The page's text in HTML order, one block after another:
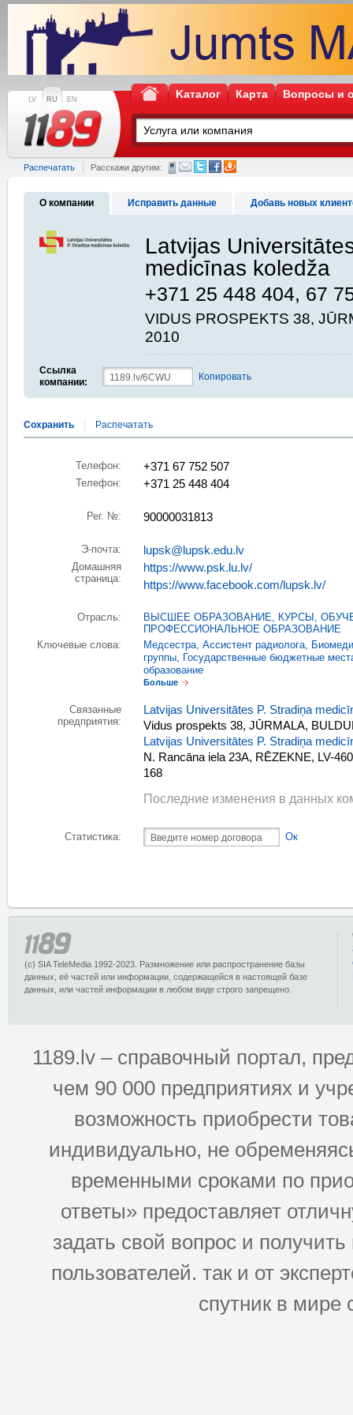
LV RU EN Kаталог Карта Вопросы и
Распечатать Расскажи другим:
О компании Исправить данные Добавь новых
Latvijas
medicīnas koledža
+371 25 448 404, 67
VIDUS PROSPEKTS 38,
2010
Ссылка
компании:
Копировать
Сохранить Распечатать
Телефон: +371 67 752 507
Телефон: +371 25 448 404
Рег. №: 90000031813
Э-почта: lupsk@lupsk.edu.lv
Домашняя
страница:
https://www.psk.lu.lv/
https://www.facebook.com/lupsk.lv/
Отрасль: ВЫСШЕЕ ОБРАЗОВАНИЕ, КУРСЫ,
ПРОФЕССИОНАЛЬНОЕ ОБРАЗОВАНИЕ
Ключевые слова:
Медсестра, Aссистент радиолога,
группы,
Государственные бюджетные
образование
Больше
Связанные
предприятия:
Latvijas Universitātes P. Stradiņa
Vidus prospekts 38, JŪRMALA,
Latvijas Universitātes P. Stradiņa
N. Rancāna iela 23A, RĒZEKNE, LV-
168
Последние изменения в данных
Статистика: Ок
(c) SIA TeleMedia 1992-2023. Размножение или распространение базы
данных, её частей или информации, содержащейся в настоящей базе
данных, или частей информации в любом виде строго запрещено.
1189.lv – справочный портал,
чем 90 000 предприятиях и
возможность приобрести
индивидуально, не
временными сроками по
ответы» предоставляет
задать свой вопрос и
пользователей. так и от
спутник в